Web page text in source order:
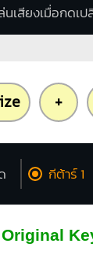
นเสียงเมื่อกดเ
+
กีต้าร์ 1